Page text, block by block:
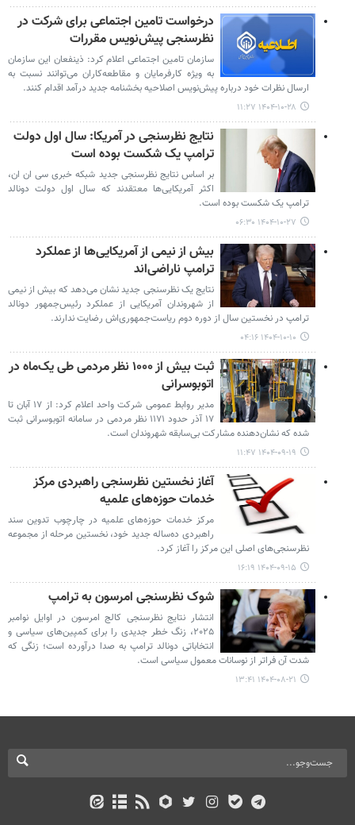
درخواست تامین اجتماعی برای شرکت در
نظرسنجی پیش‌نویس مقررات
سازمان تامین اجتماعی اعلام کرد: ذینفعان این سازمان
به ویژه کارفرمایان و مقاطعه‌کاران می‌توانند نسبت به
ارسال نظرات خود درباره پیش‌نویس اصلاحیه بخشنامه جدید درآمد اقدام کنند.
۱۴۰۴-۱۰-۲۸ ۱۱:۲۷
نتایج نظرسنجی در آمریکا: سال اول دولت
ترامپ یک شکست بوده است
بر اساس نتایج نظرسنجی جدید شبکه خبری سی ان ان،
اکثر آمریکایی‌ها معتقدند که سال اول دولت دونالد
ترامپ یک شکست بوده است.
۱۴۰۴-۱۰-۲۷ ۰۶:۳۰
بیش از نیمی از آمریکایی‌ها از عملکرد
ترامپ ناراضی‌اند
نتایج یک نظرسنجی جدید نشان می‌دهد که بیش از نیمی
از شهروندان آمریکایی از عملکرد رئیس‌جمهور دونالد
ترامپ در نخستین سال از دوره دوم ریاست‌جمهوری‌اش رضایت ندارند.
۱۴۰۴-۱۰-۱۰ ۰۴:۱۶
ثبت بیش از ۱۰۰۰ نظر مردمی طی یک‌ماه در
اتوبوسرانی
مدیر روابط عمومی شرکت واحد اعلام کرد: از ۱۷ آبان تا
۱۷ آذر حدود ۱۱۷۱ نظر مردمی در سامانه اتوبوسرانی ثبت
شده که نشان‌دهنده مشارکت بی‌سابقه شهروندان است.
۱۴۰۴-۰۹-۱۹ ۱۱:۴۷
آغاز نخستین نظرسنجی راهبردی مرکز
خدمات حوزه‌های علمیه
مرکز خدمات حوزه‌های علمیه در چارچوب تدوین سند
راهبردی ده‌ساله جدید خود، نخستین مرحله از مجموعه
نظرسنجی‌های اصلی این مرکز را آغاز کرد.
۱۴۰۴-۰۹-۱۵ ۱۶:۱۹
شوک نظرسنجی امرسون به ترامپ
انتشار نتایج نظرسنجی کالج امرسون در اوایل نوامبر
۲۰۲۵، زنگ خطر جدیدی را برای کمپین‌های سیاسی و
انتخاباتی دونالد ترامپ به صدا درآورده است؛ زنگی که
شدت آن فراتر از نوسانات معمول سیاسی است.
۱۴۰۴-۰۸-۲۱ ۱۳:۴۱